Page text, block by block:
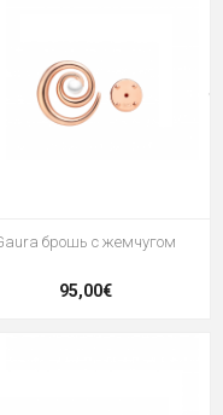
брошь с жемчугом
95,00€